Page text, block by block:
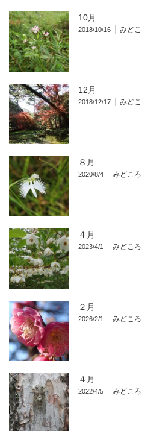
10月
2018/10/16 みど
12月
2018/12/17 みど
８月
2020/8/4 みどころ
４月
2023/4/1 みどころ
２月
2026/2/1 みどころ
４月
2022/4/5 みどころ